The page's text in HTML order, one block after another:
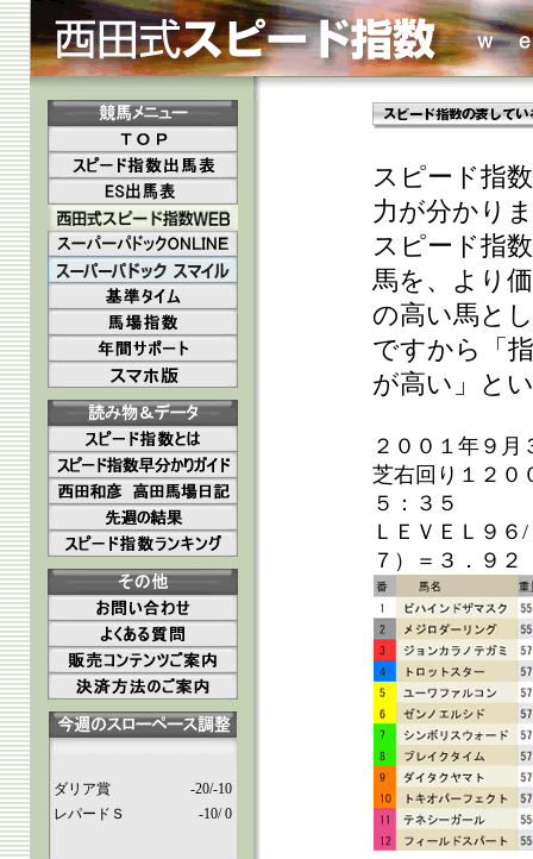
ダリア賞
-20/-10
レパードＳ
-10/ 0
スピード指
力が分かり
スピード指
馬を、より
の高い馬と
ですから「
が高い」と
２００１年９月
芝右回り１２０
５：３５
ＬＥＶＥＬ９
７）＝３．９